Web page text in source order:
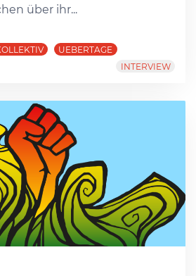
über ihr...
UEBERTAGE
INTERVIEW